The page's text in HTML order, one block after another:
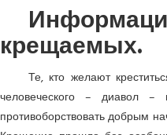
крещаемых.
Те, кто желают
человеческого – диавол –
противоборствовать добрым